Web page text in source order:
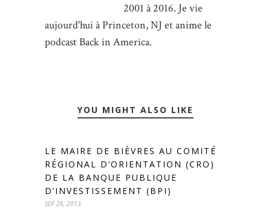
2001 à 2016. Je vie
aujourd'hui à Princeton, NJ et anime le
podcast Back in America.
YOU MIGHT ALSO LIKE
LE MAIRE DE BIÈVRES AU COMITÉ
RÉGIONAL D’ORIENTATION (CRO)
DE LA BANQUE PUBLIQUE
D’INVESTISSEMENT (BPI)
SEP 26, 2013